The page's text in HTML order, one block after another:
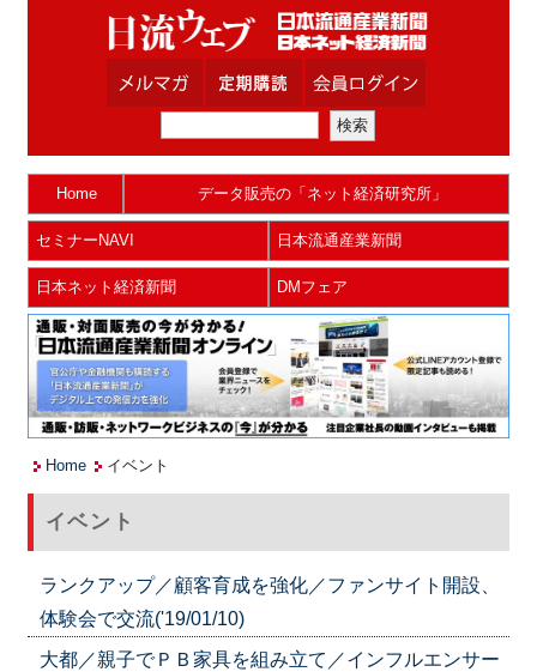
Home データ販売の「ネット経済研究所」
セミナーNAVI 日本流通産業新聞
日本ネット経済新聞 DMフェア
Home イベント
イベント
ランクアップ／顧客育成を強化／ファンサイト開設、
体験会で交流('19/01/10)
大都／親子でＰＢ家具を組み立て／インフルエンサー